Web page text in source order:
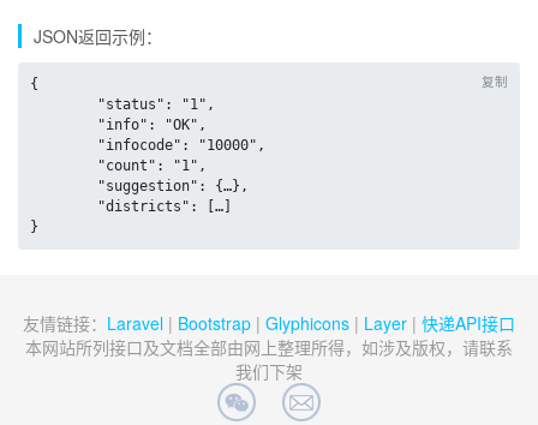
JSON返回示例：
复制
{
}
友情链接： Laravel | Bootstrap | Glyphicons | Layer | 快递API接口
本网站所列接口及文档全部由网上整理所得，如涉及版权，请联系
我们下架